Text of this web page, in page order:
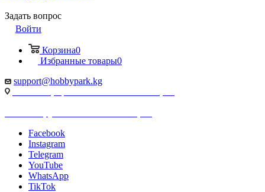
Задать вопрос
Войти
Корзина0
Избранные товары0
support@hobbypark.kg
Facebook
Instagram
Telegram
YouTube
WhatsApp
TikTok